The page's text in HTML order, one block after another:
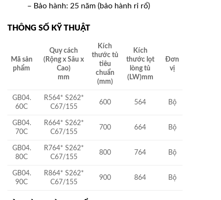
– Bảo hành: 25 năm (bảo hành rỉ rổ)
THÔNG SỐ KỸ THUẬT
Mã sản
phẩm
Quy cách
(Rộng x Sâu x
Cao)
mm
Kích
thước tủ
tiêu
chuẩn
(mm)
Kích
thước lọt
lòng tủ
(LW)mm
Đơn
vị
GB04.
60C
R564* S262*
C67/155
600 564 Bộ
GB04.
70C
R664* S262*
C67/155
700 664 Bộ
GB04.
80C
R764* S262*
C67/155
800 764 Bộ
GB04.
90C
R864* S262*
C67/155
900 864 Bộ